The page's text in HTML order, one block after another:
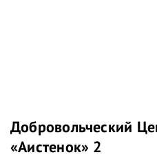
Добровольческий
«Аистенок» 2